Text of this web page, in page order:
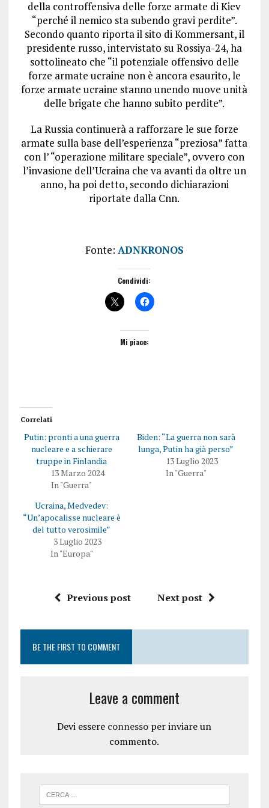
della controffensiva delle forze armate di Kiev
“perché il nemico sta subendo gravi perdite”.
Secondo quanto riporta il sito di Kommersant, il
presidente russo, intervistato su Rossiya-24, ha
sottolineato che “il potenziale offensivo delle
forze armate ucraine non è ancora esaurito, le
forze armate ucraine stanno unendo nuove unità
delle brigate che hanno subito perdite”.
La Russia continuerà a rafforzare le sue forze
armate sulla base dell’esperienza “preziosa” fatta
con l’ “operazione militare speciale”, ovvero con
l’invasione dell’Ucraina che va avanti da oltre un
anno, ha poi detto, secondo dichiarazioni
riportate dalla Cnn.
Fonte: ADNKRONOS
Condividi:
Mi piace:
Correlati
Putin: pronti a una guerra
nucleare e a schierare
truppe in Finlandia
13 Marzo 2024
In "Guerra"
Biden: “La guerra non sarà
lunga, Putin ha già perso”
13 Luglio 2023
In "Guerra"
Ucraina, Medvedev:
“Un’apocalisse nucleare è
del tutto verosimile”
3 Luglio 2023
In "Europa"
Previous post Next post
BE THE FIRST TO COMMENT
Leave a comment
Devi essere connesso per inviare un
commento.